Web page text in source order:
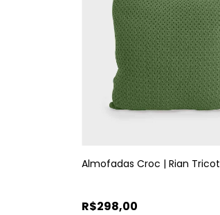
Almofadas Croc | Rian Tricot
R$298,00